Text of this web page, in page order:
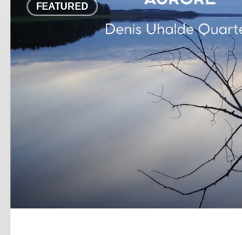
FEATURED
Uhalde :